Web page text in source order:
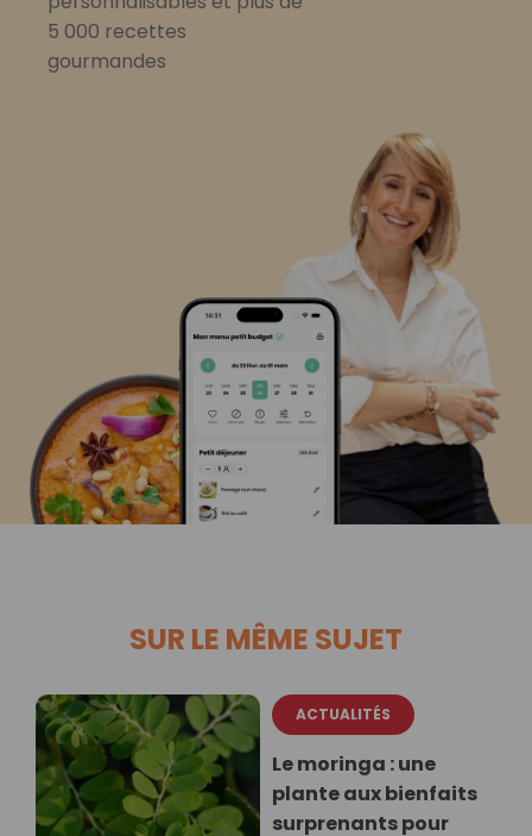
5 000 recettes
gourmandes
SUR LE MÊME SUJET
ACTUALITÉS
Le moringa : une
plante aux bienfaits
surprenants pour